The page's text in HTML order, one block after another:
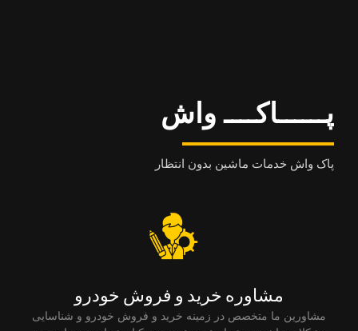
پــــــاکــــ واش
پاک واش خدمات ماشین بدون انتظار
مشاوره خرید و فروش خودرو
مشاورین ما متخصص در زمینه خرید و فروش خودرو و شناسایی